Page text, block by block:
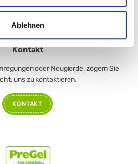
Ablehnen
Kontakt
oder Neugierde, zögern Sie
uns zu kontaktieren.
KONTAKT